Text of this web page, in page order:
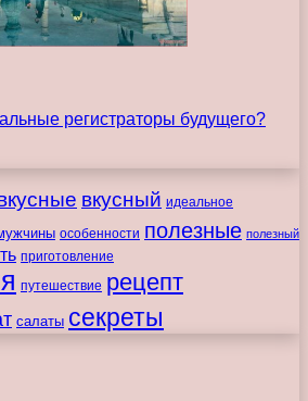
вкусный идеальное
особенности полезные полезный
приготовление
путешествие рецепт
салаты секреты